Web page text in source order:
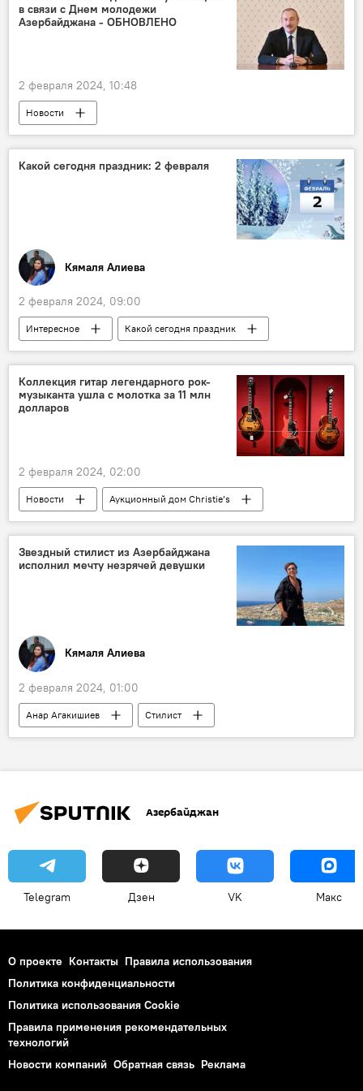
Бразилия
Китай
в связи с Днем молодежи
Азербайджана - ОБНОВЛЕНО
2 февраля 2024, 10:48
Новости
Первый вице-президент Азербайджана Мехрибан Алиева
День молодежи
Азербайджан
Генассамблея ООН
Какой сегодня праздник: 2 февраля
Кямаля Алиева
2 февраля 2024, 09:00
Интересное
Какой сегодня праздник
Кто сегодня родился
Азербайджан
Россия
летчики
повар
Сталик Ханкишиев
Общественный туалет
Коллекция гитар легендарного рок-
музыканта ушла с молотка за 11 млн
долларов
2 февраля 2024, 02:00
Новости
Аукционный дом Christie’s
Новости мира
Великобритания
Рок-группа
Рок
Аукцион
Звездный стилист из Азербайджана
исполнил мечту незрячей девушки
Кямаля Алиева
2 февраля 2024, 01:00
Анар Агакишиев
Стилист
Азербайджан
Макияж
Азербайджан
Telegram Дзен VK Макс
О проекте Контакты Правила использования
Политика конфиденциальности
Политика использования Cookie
Правила применения рекомендательных
технологий
Новости компаний Обратная связь Реклама